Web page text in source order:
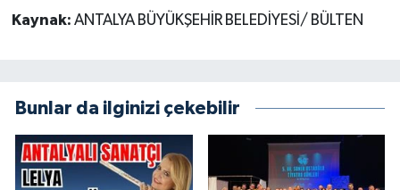
Kaynak: ANTALYA BÜYÜKŞEHİR BELEDİYESİ/ BÜLTEN
Bunlar da ilginizi çekebilir